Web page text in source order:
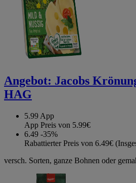
Angebot: Jacobs
HAG
5.99 App
App Preis von 5.99€
6.49 -35%
Rabattierter Preis von 6.49€
versch. Sorten, ganze Bohnen oder